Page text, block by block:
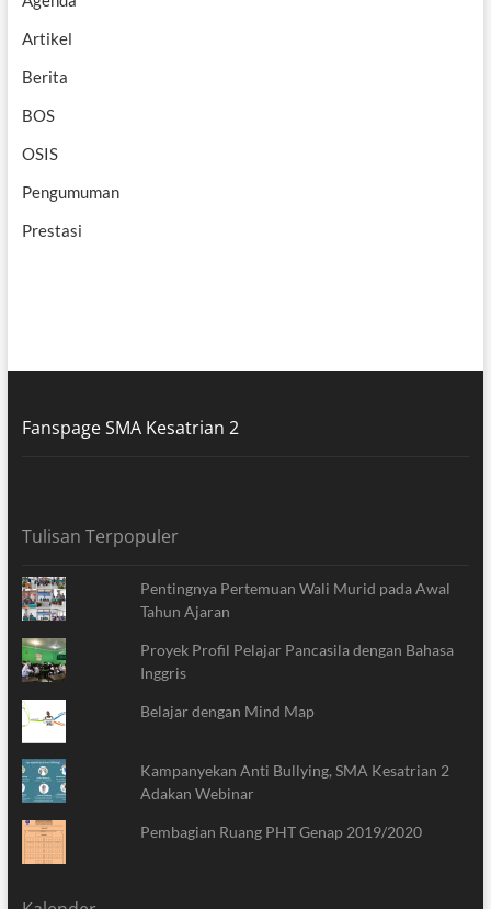
Artikel
Berita
BOS
OSIS
Pengumuman
Prestasi
Fanspage SMA Kesatrian 2
Tulisan Terpopuler
Pentingnya Pertemuan Wali Murid pada Awal
Tahun Ajaran
Proyek Profil Pelajar Pancasila dengan Bahasa
Inggris
Belajar dengan Mind Map
Kampanyekan Anti Bullying, SMA Kesatrian 2
Adakan Webinar
Pembagian Ruang PHT Genap 2019/2020